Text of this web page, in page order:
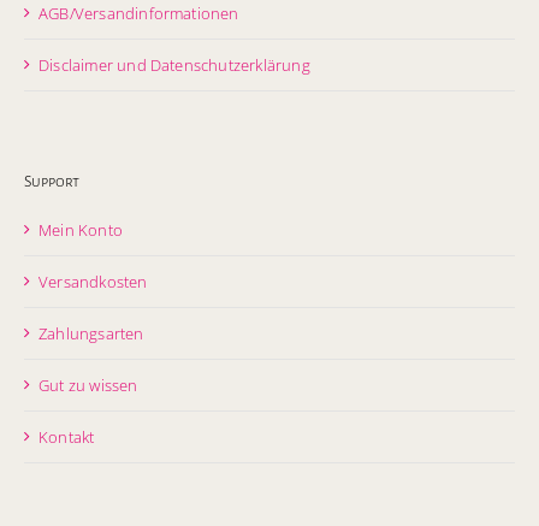
AGB/Versandinformationen
Disclaimer und Datenschutzerklärung
Support
Mein Konto
Versandkosten
Zahlungsarten
Gut zu wissen
Kontakt